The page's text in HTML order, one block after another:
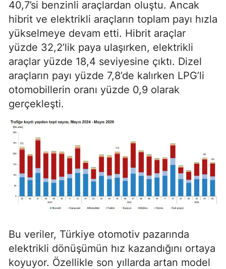
40,7’si benzinli araçlardan oluştu. Ancak
hibrit ve elektrikli araçların toplam payı hızla
yükselmeye devam etti. Hibrit araçlar
yüzde 32,2’lik paya ulaşırken, elektrikli
araçlar yüzde 18,4 seviyesine çıktı. Dizel
araçların payı yüzde 7,8’de kalırken LPG’li
otomobillerin oranı yüzde 0,9 olarak
gerçekleşti.
Bu veriler, Türkiye otomotiv pazarında
elektrikli dönüşümün hız kazandığını ortaya
koyuyor. Özellikle son yıllarda artan model